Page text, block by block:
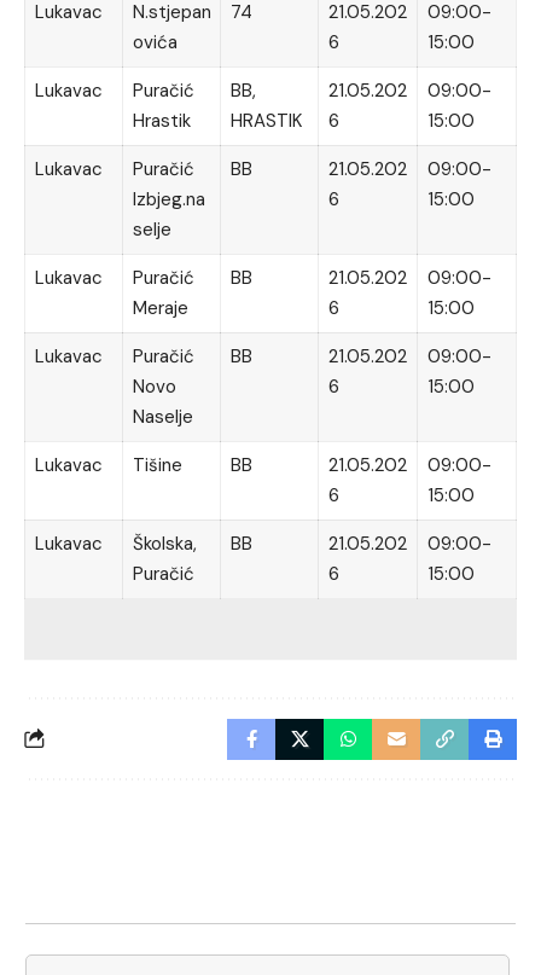
Lukavac
N.stjepan
ovića
74
21.05.202
6
09:00-
15:00
Lukavac
Puračić
Hrastik
BB,
HRASTIK
21.05.202
6
09:00-
15:00
Lukavac
Puračić
Izbjeg.na
selje
BB
21.05.202
6
09:00-
15:00
Lukavac
Puračić
Meraje
BB
21.05.202
6
09:00-
15:00
Lukavac
Puračić
Novo
Naselje
BB
21.05.202
6
09:00-
15:00
Lukavac Tišine BB
21.05.202
6
09:00-
15:00
Lukavac
Školska,
Puračić
BB
21.05.202
6
09:00-
15:00